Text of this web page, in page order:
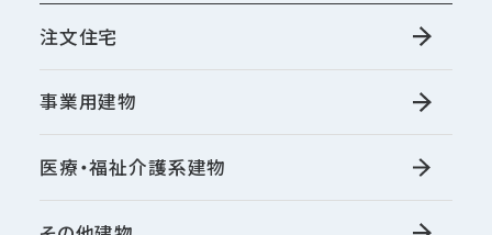
注文住宅
事業用建物
医療・福祉介護系建物